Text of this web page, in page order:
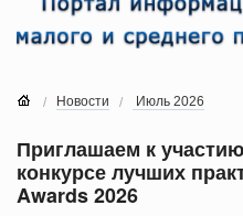
Новости Июль 2026
Приглашаем к
конкурсе лучших
Awards 2026